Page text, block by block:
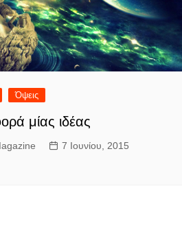
Όψεις
μίας ιδέας
7 Ιουνίου, 2015